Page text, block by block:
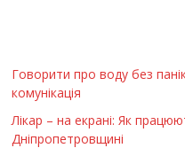
Говорити про воду без
комунікація
Лікар – на екрані: Як
Дніпропетровщині